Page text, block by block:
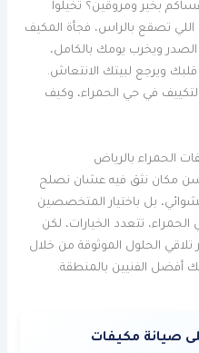
بخير ومروقين؟ تخيلوا
تصقع بالراس، فجأة المكيف
ويخرب يومك بالكامل،
ويرجع لبيتك الانتعاش.
في حي الحمراء، وكيف
الحمراء بالرياض
مكان نثق فيه عشان نصلح
بل باختيار المتخصصين
تتعدد الخيارات، لكن
تلاقي الحلول الموثوقة من خلال
أفضل الفنيين بالمنطقة.
صيانة مكيفات